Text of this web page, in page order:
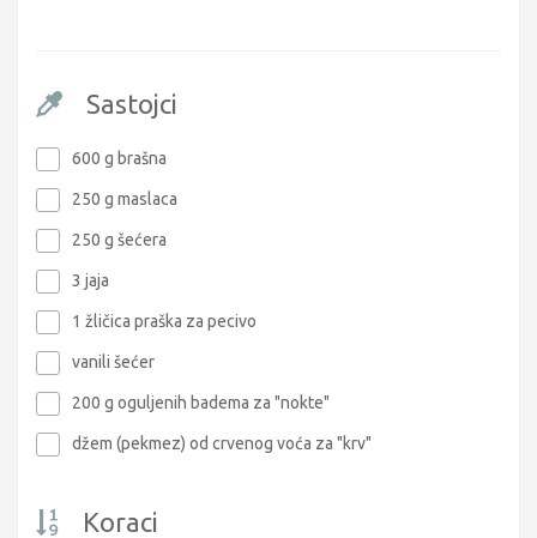
Sastojci
600 g brašna
250 g maslaca
250 g šećera
3 jaja
1 žličica praška za pecivo
vanili šećer
200 g oguljenih badema za "nokte"
džem (pekmez) od crvenog voća za "krv"
Koraci